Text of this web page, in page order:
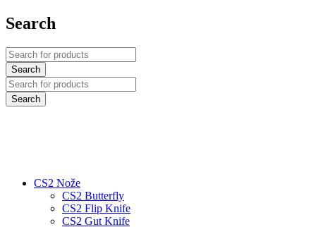
Search
CS2 Nože
CS2 Butterfly
CS2 Flip Knife
CS2 Gut Knife